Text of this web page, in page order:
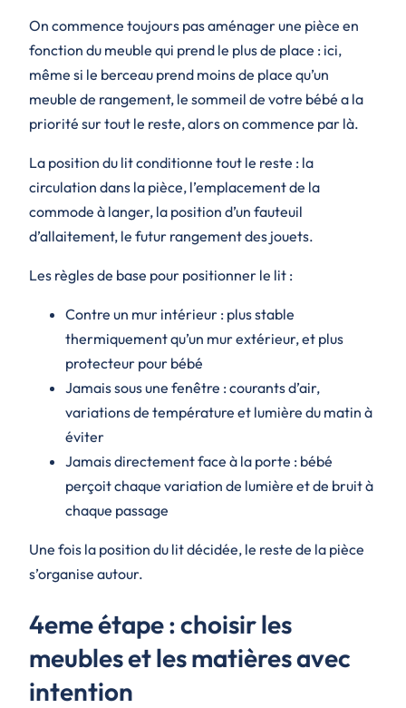
On commence toujours pas aménager une pièce en
fonction du meuble qui prend le plus de place : ici,
même si le berceau prend moins de place qu’un
meuble de rangement, le sommeil de votre bébé a la
priorité sur tout le reste, alors on commence par là.
La position du lit conditionne tout le reste : la
circulation dans la pièce, l’emplacement de la
commode à langer, la position d’un fauteuil
d’allaitement, le futur rangement des jouets.
Les règles de base pour positionner le lit :
Contre un mur intérieur : plus stable
thermiquement qu’un mur extérieur, et plus
protecteur pour bébé
Jamais sous une fenêtre : courants d’air,
variations de température et lumière du matin à
éviter
Jamais directement face à la porte : bébé
perçoit chaque variation de lumière et de bruit à
chaque passage
Une fois la position du lit décidée, le reste de la pièce
s’organise autour.
4eme étape : choisir les
meubles et les matières avec
intention